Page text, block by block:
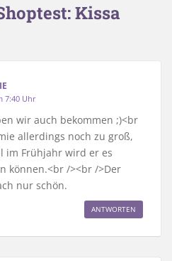
Kissa
7:40 Uhr
wir auch bekommen ;)<br
allerdings noch zu groß,
im Frühjahr wird er es
können.<br /><br />Der
nur schön.
ANTWORTEN